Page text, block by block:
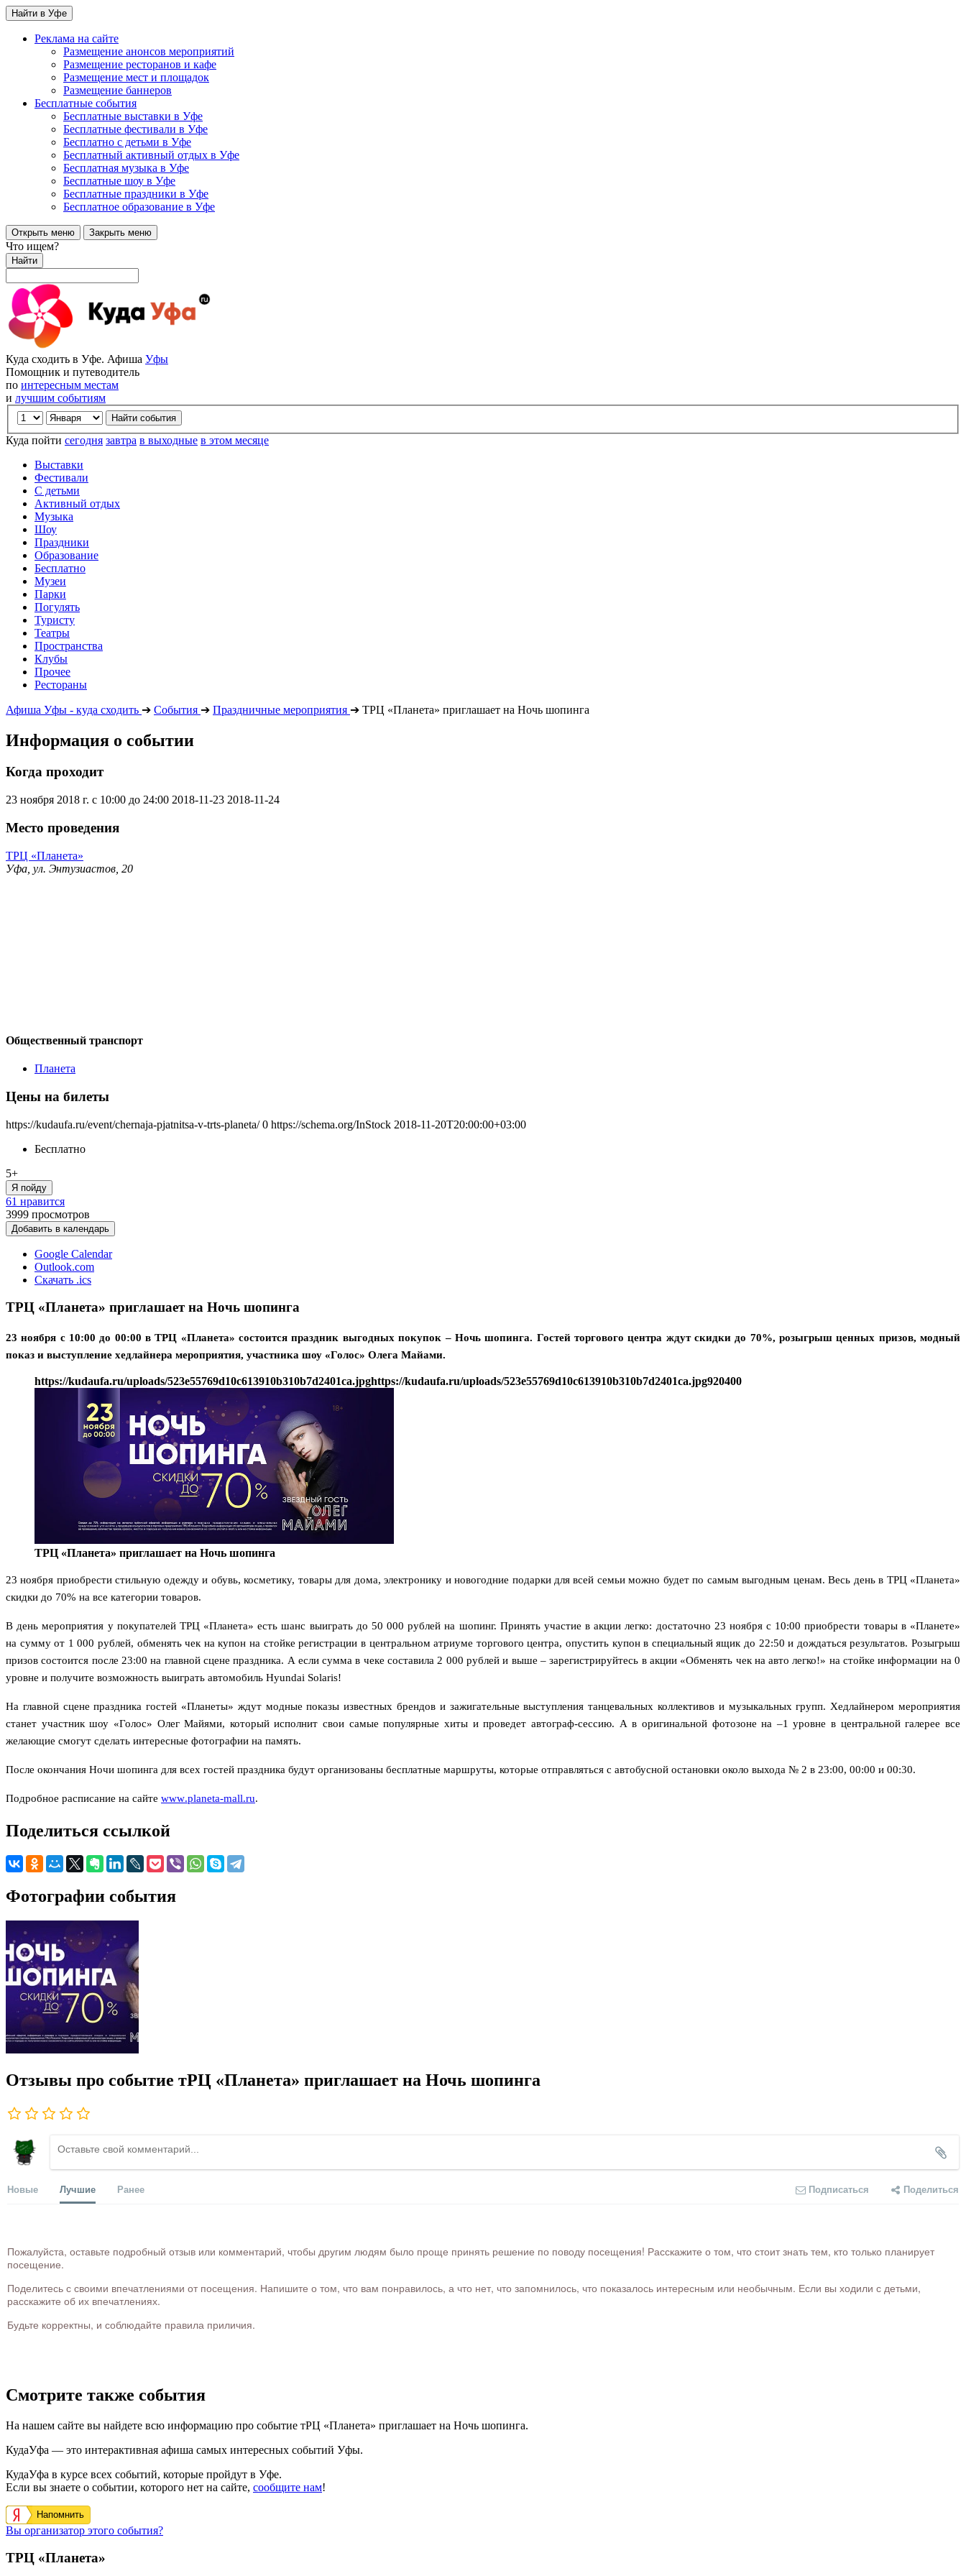
Найти в Уфе
Реклама на сайте
Размещение анонсов мероприятий
Размещение ресторанов и кафе
Размещение мест и площадок
Размещение баннеров
Бесплатные события
Бесплатные выставки в Уфе
Бесплатные фестивали в Уфе
Бесплатно с детьми в Уфе
Бесплатный активный отдых в Уфе
Бесплатная музыка в Уфе
Бесплатные шоу в Уфе
Бесплатные праздники в Уфе
Бесплатное образование в Уфе
Открыть меню Закрыть меню
Что ищем?
Найти
Куда сходить в Уфе. Афиша Уфы
Помощник и путеводитель
по интересным местам
и лучшим событиям
Куда пойти сегодня завтра в выходные в этом месяце
Выставки
Фестивали
С детьми
Активный отдых
Музыка
Шоу
Праздники
Образование
Бесплатно
Музеи
Парки
Погулять
Туристу
Театры
Пространства
Клубы
Прочее
Рестораны
Афиша Уфы - куда сходить ➔ События ➔ Праздничные мероприятия ➔ ТРЦ «Планета» приглашает на Ночь шопинга
Информация о событии
Когда проходит
23 ноября 2018 г. с 10:00 до 24:00 2018-11-23 2018-11-24
Место проведения
ТРЦ «Планета»
Уфа, ул. Энтузиастов, 20
Общественный транспорт
Планета
Цены на билеты
https://kudaufa.ru/event/chernaja-pjatnitsa-v-trts-planeta/ 0 https://schema.org/InStock 2018-11-20T20:00:00+03:00
Бесплатно
5+
Я пойду
61 нравится
3999 просмотров
Добавить в календарь
Google Calendar
Outlook.com
Скачать .ics
ТРЦ «Планета» приглашает на Ночь шопинга
23 ноября с 10:00 до 00:00 в ТРЦ «Планета» состоится праздник выгодных покупок – Ночь шопинга. Гостей торгового центра ждут скидки до 70%, розыгрыш ценных призов, модный
показ и выступление хедлайнера мероприятия, участника шоу «Голос» Олега Майами.
https://kudaufa.ru/uploads/523e55769d10c613910b310b7d2401ca.jpghttps://kudaufa.ru/uploads/523e55769d10c613910b310b7d2401ca.jpg920400
ТРЦ «Планета» приглашает на Ночь шопинга
23 ноября приобрести стильную одежду и обувь, косметику, товары для дома, электронику и новогодние подарки для всей семьи можно будет по самым выгодным ценам. Весь день в ТРЦ «Планета»
скидки до 70% на все категории товаров.
В день мероприятия у покупателей ТРЦ «Планета» есть шанс выиграть до 50 000 рублей на шопинг. Принять участие в акции легко: достаточно 23 ноября с 10:00 приобрести товары в «Планете»
на сумму от 1 000 рублей, обменять чек на купон на стойке регистрации в центральном атриуме торгового центра, опустить купон в специальный ящик до 22:50 и дождаться результатов. Розыгрыш
призов состоится после 23:00 на главной сцене праздника. А если сумма в чеке составила 2 000 рублей и выше – зарегистрируйтесь в акции «Обменять чек на авто легко!» на стойке информации на 0
уровне и получите возможность выиграть автомобиль Hyundai Solaris!
На главной сцене праздника гостей «Планеты» ждут модные показы известных брендов и зажигательные выступления танцевальных коллективов и музыкальных групп. Хедлайнером мероприятия
станет участник шоу «Голос» Олег Майями, который исполнит свои самые популярные хиты и проведет автограф-сессию. А в оригинальной фотозоне на –1 уровне в центральной галерее все
желающие смогут сделать интересные фотографии на память.
После окончания Ночи шопинга для всех гостей праздника будут организованы бесплатные маршруты, которые отправляться с автобусной остановки около выхода № 2 в 23:00, 00:00 и 00:30.
Подробное расписание на сайте www.planeta-mall.ru.
Поделиться ссылкой
Фотографии события
Отзывы про событие тРЦ «Планета» приглашает на Ночь шопинга
Новые Лучшие Ранее Подписаться Поделиться
Пожалуйста, оставьте подробный отзыв или комментарий, чтобы другим людям было проще принять решение по поводу посещения! Расскажите о том, что стоит знать тем, кто только планирует
посещение.
Поделитесь с своими впечатлениями от посещения. Напишите о том, что вам понравилось, а что нет, что запомнилось, что показалось интересным или необычным. Если вы ходили с детьми,
расскажите об их впечатлениях.
Будьте корректны, и соблюдайте правила приличия.
Смотрите также события
На нашем сайте вы найдете всю информацию про событие тРЦ «Планета» приглашает на Ночь шопинга.
КудаУфа — это интерактивная афиша самых интересных событий Уфы.
КудаУфа в курсе всех событий, которые пройдут в Уфе.
Если вы знаете о событии, которого нет на сайте, сообщите нам!
Напомнить
Вы организатор этого события?
ТРЦ «Планета»